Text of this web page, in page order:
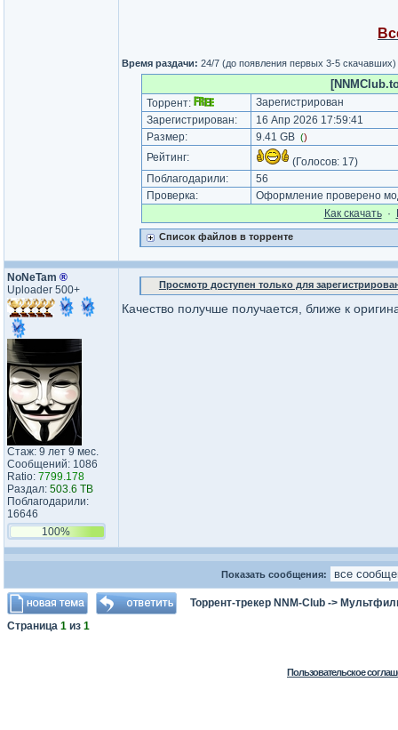
Время раздачи: 24/7 (до появления первых 3-5 скачавших)
Торрент:
Зарегистрирован
Зарегистрирован:
16 Апр 2026 17:59:41
Размер:
9.41 GB ()
Рейтинг: (Голосов: 17)
Поблагодарили:
56
Проверка:
Оформление проверено
Как cкачать·
Список файлов в торренте
NoNeTam ®
Uploader 500+
Стаж: 9 лет 9 мес.
Сообщений: 1086
Ratio: 7799.178
Раздал: 503.6 TB
Поблагодарили:
16646
100%
Просмотр доступен только для
Качество получше получается, ближе к
Показать сообщения:
Торрент-трекер NNM-Club ->
Страница 1 из 1
Пользовательское